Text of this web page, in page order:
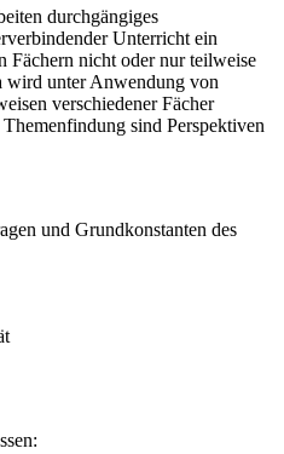
durchgängiges
Unterricht ein
Fächern nicht oder nur teilweise
wird unter Anwendung von
verschiedener Fächer
sind Perspektiven
und Grundkonstanten des